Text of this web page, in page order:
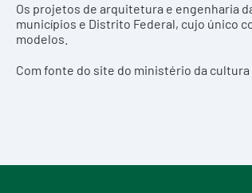
Os projetos de arquitetura e engenharia
municípios e Distrito Federal, cujo único
modelos.
Com fonte do site do ministério da cultura